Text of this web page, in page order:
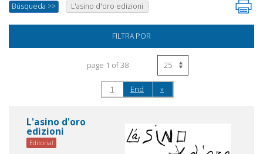
Búsqueda >> L'asino d'oro edizioni
FILTRA POR
page 1 of 38
1 End »
L'asino d'oro
edizioni
Editorial